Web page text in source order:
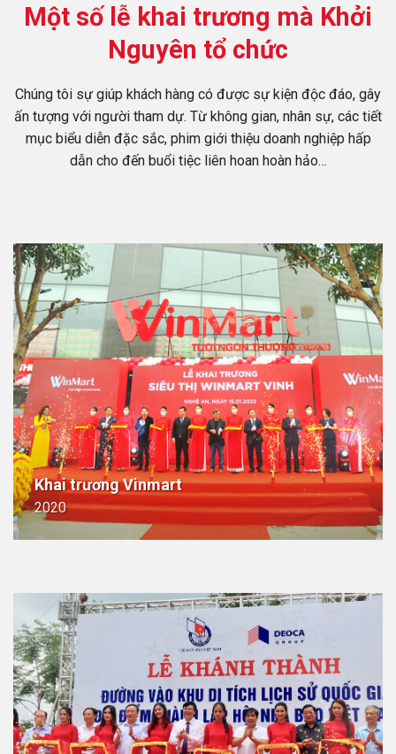
Một số lễ khai trương mà Khởi
Nguyên tổ chức
Chúng tôi sự giúp khách hàng có được sự kiện độc đáo, gây
ấn tượng với người tham dự. Từ không gian, nhân sự, các tiết
mục biểu diễn đặc sắc, phim giới thiệu doanh nghiệp hấp
dẫn cho đến buổi tiệc liên hoan hoàn hảo…
Khai trương Vinmart
2020